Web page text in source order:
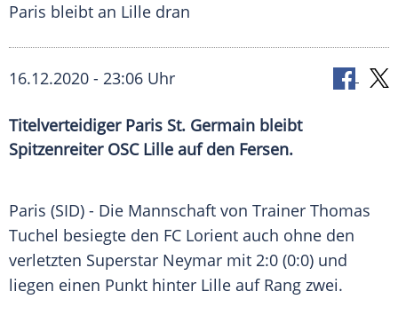
Paris bleibt an Lille dran
16.12.2020 - 23:06 Uhr
Titelverteidiger Paris St. Germain bleibt
Spitzenreiter OSC Lille auf den Fersen.
Paris (SID) - Die Mannschaft von Trainer Thomas
Tuchel besiegte den FC Lorient auch ohne den
verletzten Superstar Neymar mit 2:0 (0:0) und
liegen einen Punkt hinter Lille auf Rang zwei.